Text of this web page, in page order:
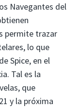
Navegantes del
permite trazar
lo que
Spice, en el
Tal es la
que
y la próxima